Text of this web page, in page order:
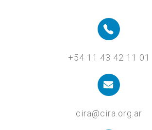
+54 11 43 42 11 01
cira@cira.org.ar